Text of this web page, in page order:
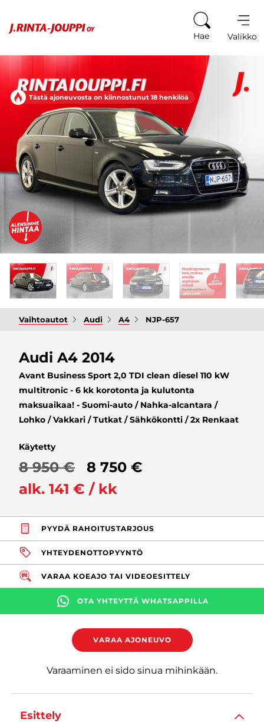
Hae Valikko
Tästä ajoneuvosta on kiinnostunut 18 henkilöä
Vaihtoautot Audi A4 NJP-657
Audi A4 2014
Avant Business Sport 2,0 TDI clean diesel 110 kW
multitronic - 6 kk korotonta ja kulutonta
maksuaikaa! - Suomi-auto / Nahka-alcantara /
Lohko / Vakkari / Tutkat / Sähkökontti / 2x Renkaat
Käytetty
8 950 €
8 750 €
alk. 141 € / kk
PYYDÄ RAHOITUSTARJOUS
YHTEYDENOTTOPYYNTÖ
VARAA KOEAJO TAI VIDEOESITTELY
OTA YHTEYTTÄ WHATSAPPILLA
VARAA AJONEUVO
Varaaminen ei sido sinua mihinkään.
Esittely